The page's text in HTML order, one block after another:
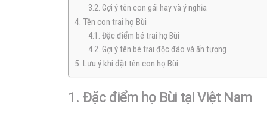
3.2. Gợi ý tên con gái hay và ý nghĩa
4. Tên con trai họ Bùi
4.1. Đặc điểm bé trai họ Bùi
4.2. Gợi ý tên bé trai độc đáo và ấn tượng
5. Lưu ý khi đặt tên con họ Bùi
1. Đặc điểm họ Bùi tại Việt Nam